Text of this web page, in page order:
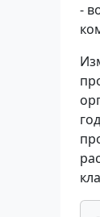
-